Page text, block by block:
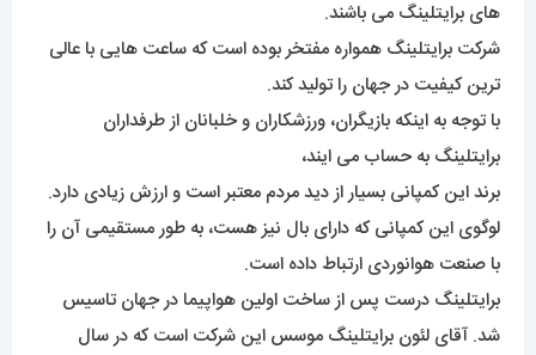
های برایتلینگ می باشند.
شرکت برایتلینگ همواره مفتخر بوده است که ساعت هایی با عالی
ترین کیفیت در جهان را تولید کند.
با توجه به اینکه بازیگران، ورزشکاران و خلبانان از طرفداران
برایتلینگ به حساب می ایند،
برند این کمپانی بسیار از دید مردم معتبر است و ارزش زیادی دارد.
لوگوی این کمپانی که دارای بال نیز هست، به طور مستقیمی آن را
با صنعت هوانوردی ارتباط داده است.
برایتلینگ درست پس از ساخت اولین هواپیما در جهان تاسیس
شد. آقای لئون برایتلینگ موسس این شرکت است که در سال